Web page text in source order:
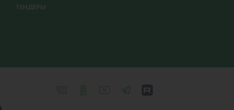
ТЕНДЕРЫ